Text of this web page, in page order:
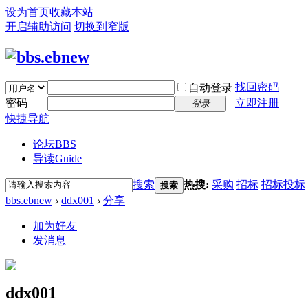
设为首页收藏本站
开启辅助访问 切换到窄版
自动登录 找回密码
密码
登录
立即注册
快捷导航
论坛BBS
导读Guide
搜索 搜索 热搜: 采购 招标 招标投标
bbs.ebnew › ddx001 › 分享
加为好友
发消息
ddx001